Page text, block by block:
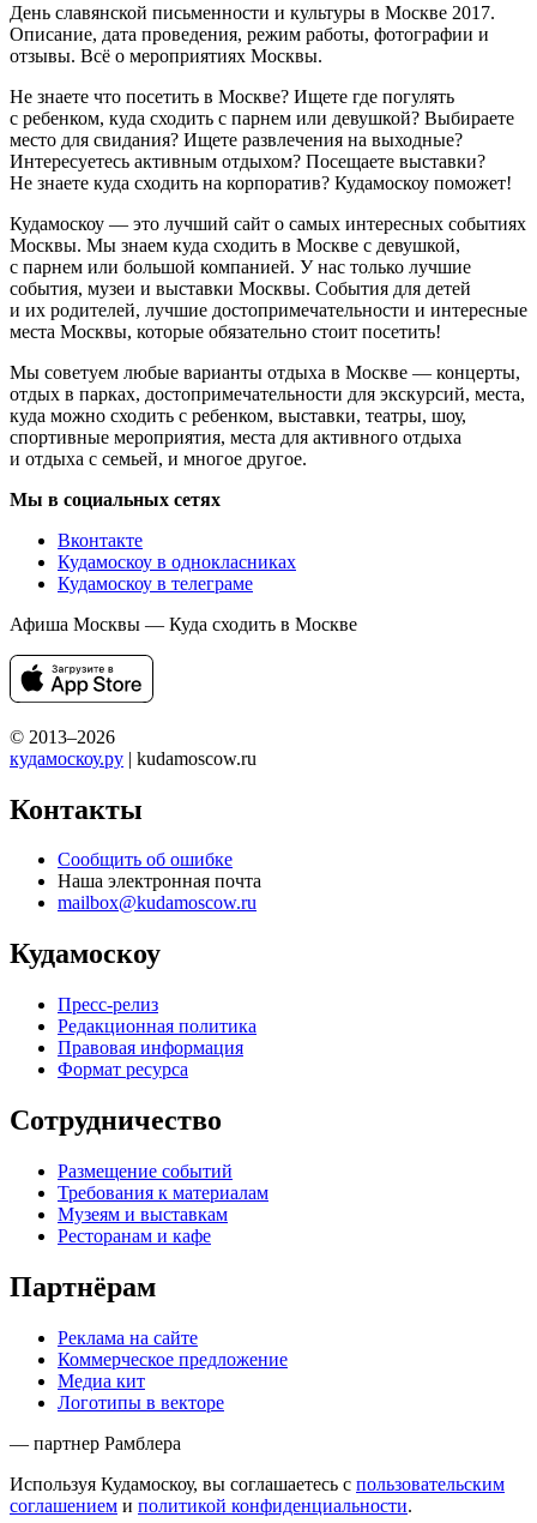
День славянской письменности и культуры в Москве 2017.
Описание, дата проведения, режим работы, фотографии и
отзывы. Всё о мероприятиях Москвы.
Не знаете что посетить в Москве? Ищете где погулять
с ребенком, куда сходить с парнем или девушкой? Выбираете
место для свидания? Ищете развлечения на выходные?
Интересуетесь активным отдыхом? Посещаете выставки?
Не знаете куда сходить на корпоратив? Кудамоскоу поможет!
Кудамоскоу — это лучший сайт о самых интересных событиях
Москвы. Мы знаем куда сходить в Москве с девушкой,
с парнем или большой компанией. У нас только лучшие
события, музеи и выставки Москвы. События для детей
и их родителей, лучшие достопримечательности и интересные
места Москвы, которые обязательно стоит посетить!
Мы советуем любые варианты отдыха в Москве — концерты,
отдых в парках, достопримечательности для экскурсий, места,
куда можно сходить с ребенком, выставки, театры, шоу,
спортивные мероприятия, места для активного отдыха
и отдыха с семьей, и многое другое.
Мы в социальных сетях
Вконтакте
Кудамоскоу в однокласниках
Кудамоскоу в телеграме
Афиша Москвы — Куда сходить в Москве
© 2013–2026
кудамоскоу.ру | kudamoscow.ru
Контакты
Сообщить об ошибке
Наша электронная почта
mailbox@kudamoscow.ru
Кудамоскоу
Пресс-релиз
Редакционная политика
Правовая информация
Формат ресурса
Сотрудничество
Размещение событий
Требования к материалам
Музеям и выставкам
Ресторанам и кафе
Партнёрам
Реклама на сайте
Коммерческое предложение
Медиа кит
Логотипы в векторе
— партнер Рамблера
Используя Кудамоскоу, вы соглашаетесь с пользовательским
соглашением и политикой конфиденциальности.